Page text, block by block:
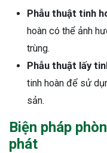
Phẫu thuật tinh
hoàn có thể ảnh
trùng.
Phẫu thuật lấy
tinh hoàn để sử
sản.
Biện pháp
phát